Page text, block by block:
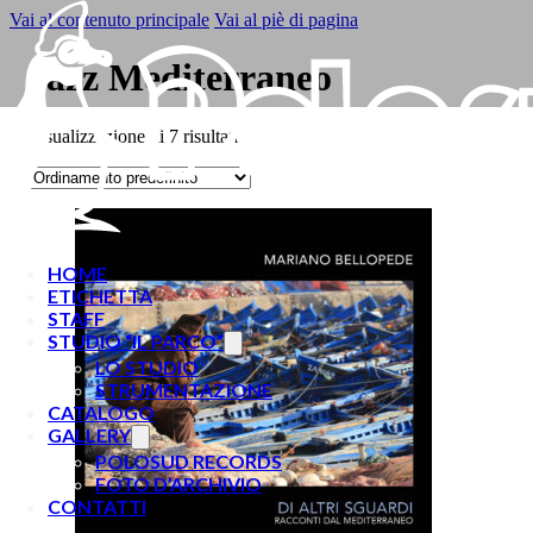
Vai al contenuto principale Vai al piè di pagina
HOME
ETICHETTA
STAFF
STUDIO “IL PARCO”
LO STUDIO
STRUMENTAZIONE
CATALOGO
GALLERY
POLOSUD RECORDS
FOTO D’ARCHIVIO
CONTATTI
Jazz Mediterraneo
Visualizzazione di 7 risultati